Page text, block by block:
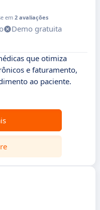
em 2 avaliações
Demo gratuita
que otimiza
e faturamento,
ao paciente.